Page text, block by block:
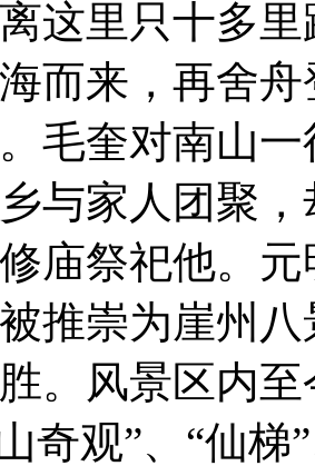
这里只十多
而来，再舍
毛奎对南山
与家人团聚
庙祭祀他。
推崇为崖州
。风景区内
奇观”、“仙梯